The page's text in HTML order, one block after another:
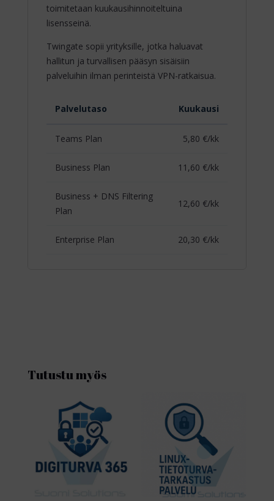
toimitetaan kuukausihinnoiteltuina
lisensseinä.
Twingate sopii yrityksille, jotka haluavat
hallitun ja turvallisen pääsyn sisäisiin
palveluihin ilman perinteistä VPN-ratkaisua.
Palvelutaso Kuukausi
Teams Plan 5,80 €/kk
Business Plan 11,60 €/kk
Business + DNS Filtering
Plan
12,60 €/kk
Enterprise Plan 20,30 €/kk
Tutustu myös